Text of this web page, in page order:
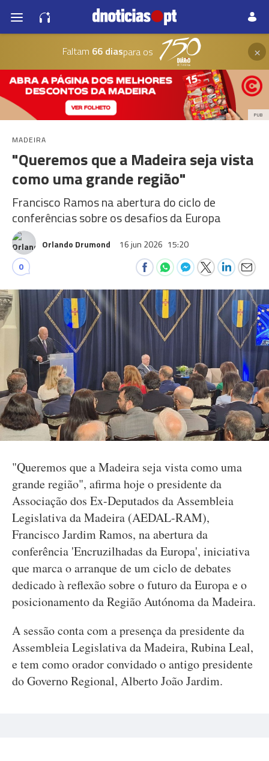
Faltam 66 diaspara os ×
PUB
MADEIRA
"Queremos que a Madeira seja vista
como uma grande região"
Francisco Ramos na abertura do ciclo de
conferências sobre os desafios da Europa
Orlando Drumond 16 jun 2026 15:20
0
"Queremos que a Madeira seja vista como uma
grande região", afirma hoje o presidente da
Associação dos Ex-Deputados da Assembleia
Legislativa da Madeira (AEDAL-RAM),
Francisco Jardim Ramos, na abertura da
conferência 'Encruzilhadas da Europa', iniciativa
que marca o arranque de um ciclo de debates
dedicado à reflexão sobre o futuro da Europa e o
posicionamento da Região Autónoma da Madeira.
A sessão conta com a presença da presidente da
Assembleia Legislativa da Madeira, Rubina Leal,
e tem como orador convidado o antigo presidente
do Governo Regional, Alberto João Jardim.